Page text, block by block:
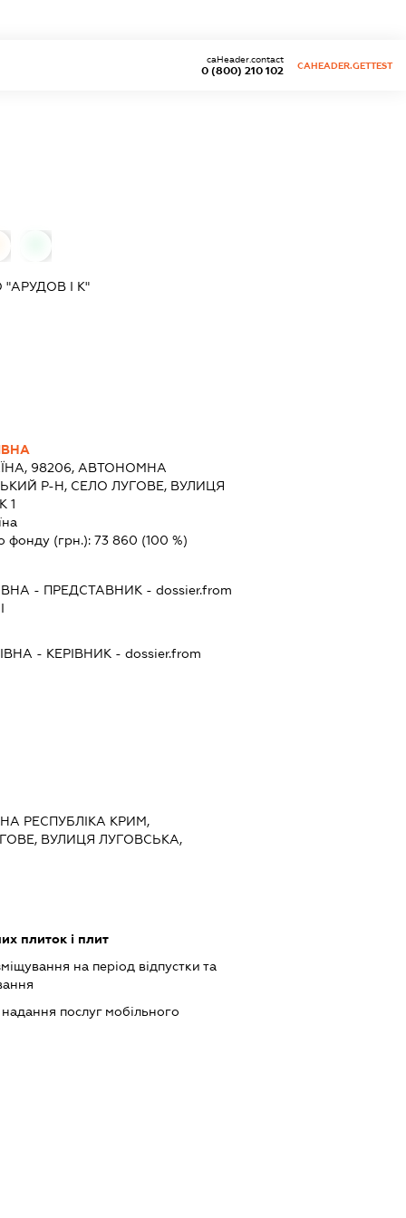
0 (800) 210 102
caHeader.contact
CAHEADER.GETTEST
І К"
98206, АВТОНОМНА
Р-Н, СЕЛО ЛУГОВЕ, ВУЛИЦЯ
1
фонду (грн.): 73 860 (100 %)
- ПРЕДСТАВНИК - dossier.from
- КЕРІВНИК - dossier.from
РЕСПУБЛІКА КРИМ,
ВУЛИЦЯ ЛУГОВСЬКА,
плиток і плит
на період відпустки та
надання послуг мобільного